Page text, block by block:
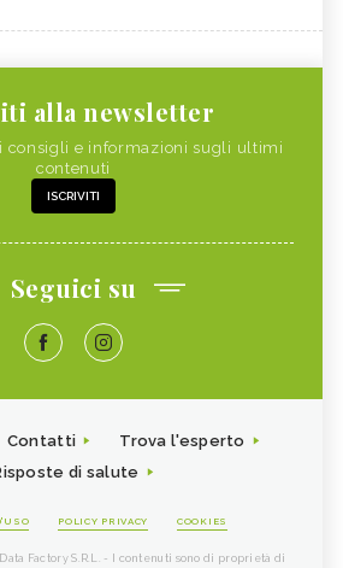
alla newsletter
consigli e informazioni sugli ultimi
contenuti
ISCRIVITI
Seguici su
Contatti
Trova l'esperto
di salute
POLICY PRIVACY COOKIES
Factory S.R.L. - I contenuti sono di proprietà di